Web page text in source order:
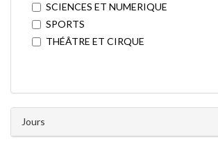
SCIENCES ET NUMERIQUE
SPORTS
THÉÂTRE ET CIRQUE
Jours